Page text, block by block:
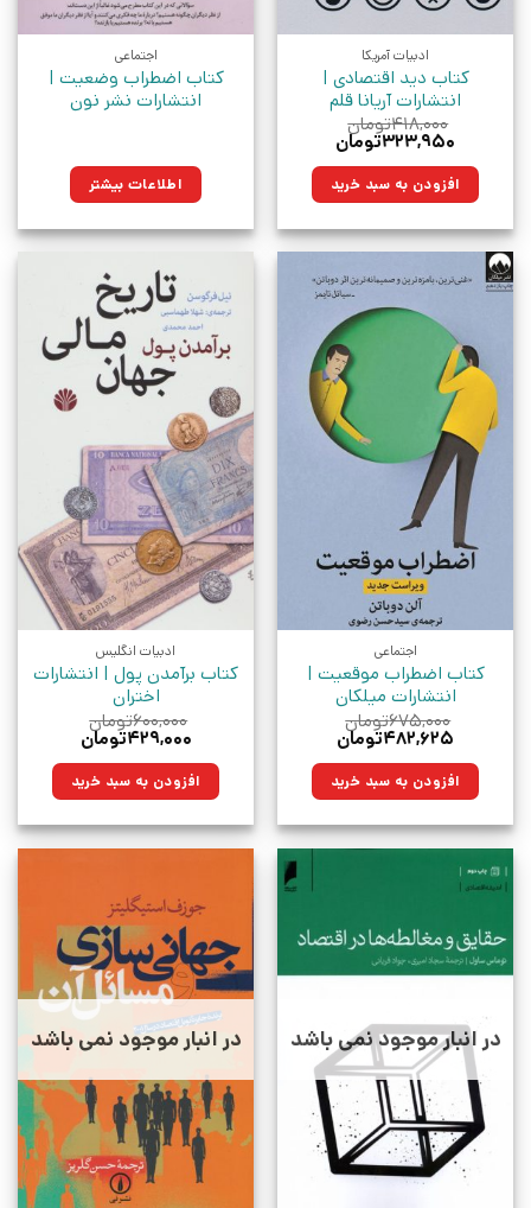
ادبیات آمریکا
کتاب دید اقتصادی |
انتشارات آریانا قلم
۴۱۸,۰۰۰تومان
قیمت
۴۱۸,۰۰۰تومان
بود.
۳۲۳,۹۵۰تومان
۳۲۳,۹۵۰تومان.افزودن به سبد خرید
اجتماعی
کتاب اضطراب وضعیت |
انتشارات نشر نون
اطلاعات بیشتر
اجتماعی
کتاب اضطراب موقعیت |
انتشارات میلکان
۶۷۵,۰۰۰تومان
قیمت
۶۷۵,۰۰۰تومان
بود.
۴۸۲,۶۲۵تومان
۴۸۲,۶۲۵تومان.افزودن به سبد خرید
ادبیات انگلیس
کتاب برآمدن پول | انتشارات
اختران
۶۰۰,۰۰۰تومان
قیمت
۶۰۰,۰۰۰تومان
بود.
۴۲۹,۰۰۰تومان
۴۲۹,۰۰۰تومان.افزودن به سبد خرید
در انبار موجود نمی باشد در انبار موجود نمی باشد